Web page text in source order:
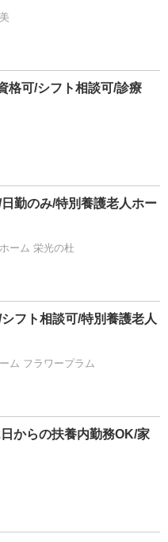
格可/シフト相談可/診療
勤のみ/特別養護老人ホー
ーム 栄光の杜
フト相談可/特別養護老人
ム フラワープラム
からの扶養内勤務OK/家